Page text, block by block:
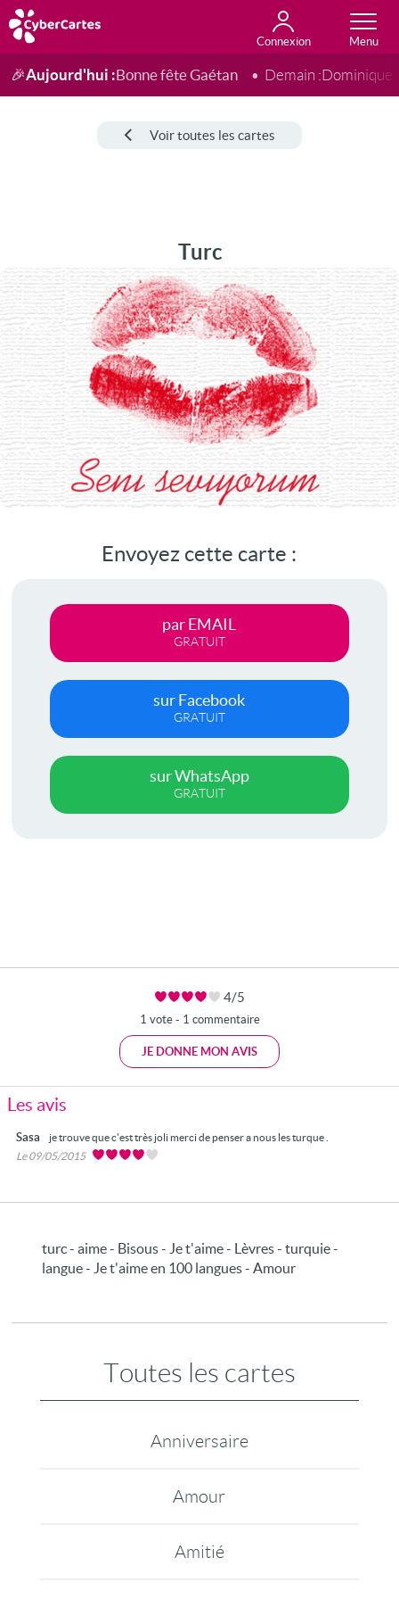
Connexion
Anniversaire
Fête du jour
Amour
Amitié
Merci
Toutes les cartes
🎉Aujourd'hui :Bonne fête Gaétan Demain :Dominique
Voir toutes les cartes
Turc
Envoyez cette carte :
par EMAIL
GRATUIT
sur Facebook
GRATUIT
sur WhatsApp
GRATUIT
4/5
1 vote - 1 commentaire
JE DONNE MON AVIS
Les avis
Sasa
je trouve que c'est très joli merci de penser a nous les turque .
Le 09/05/2015
turc - aime - Bisous - Je t'aime - Lèvres - turquie -
langue - Je t'aime en 100 langues - Amour
Toutes les cartes
Anniversaire
Amour
Amitié